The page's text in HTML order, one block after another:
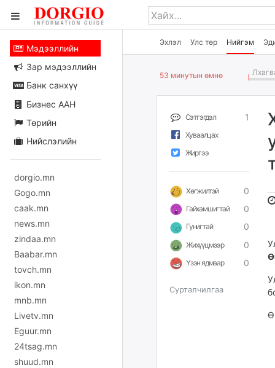
Эхлэл Улс төр Нийгэм
Мэдээллийн
Зар мэдээллийн
Банк санхүү
Бизнес ААН
Төрийн
Нийслэлийн
dorgio.mn
Gogo.mn
caak.mn
news.mn
zindaa.mn
Baabar.mn
tovch.mn
ikon.mn
mnb.mn
Livetv.mn
Eguur.mn
24tsag.mn
shuud.mn
53 минутын өмнө
Сэтгэгдэл 1
Хуваалцах
Жиргээ
Хөгжилтэй 0
Гайхамшигтай 0
Гунигтай 0
Жихүүцмээр 0
Үзэн ядмаар 0
Сурталчилгаа